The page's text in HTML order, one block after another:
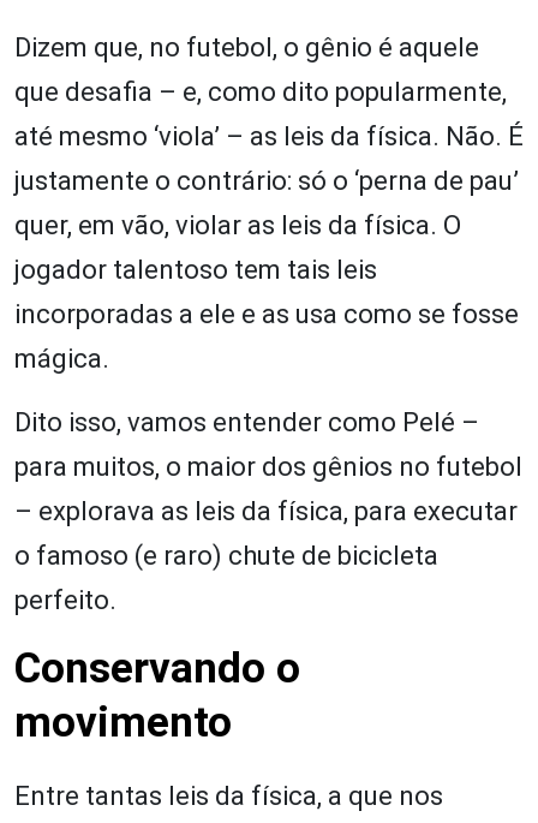
Dizem que, no futebol, o gênio é aquele
que desafia – e, como dito popularmente,
até mesmo ‘viola’ – as leis da física. Não. É
justamente o contrário: só o ‘perna de pau’
quer, em vão, violar as leis da física. O
jogador talentoso tem tais leis
incorporadas a ele e as usa como se fosse
mágica.
Dito isso, vamos entender como Pelé –
para muitos, o maior dos gênios no futebol
– explorava as leis da física, para executar
o famoso (e raro) chute de bicicleta
perfeito.
Conservando o
movimento
Entre tantas leis da física, a que nos